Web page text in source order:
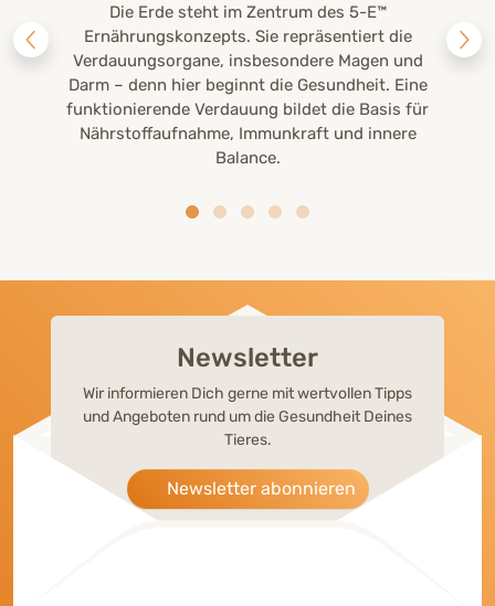
Die Erde steht im Zentrum des 5-E™
Ernährungskonzepts. Sie repräsentiert die
Verdauungsorgane, insbesondere Magen und
Darm – denn hier beginnt die Gesundheit. Eine
funktionierende Verdauung bildet die Basis für
Nährstoffaufnahme, Immunkraft und innere
Balance.
Newsletter
Wir informieren Dich gerne mit wertvollen Tipps
und Angeboten rund um die Gesundheit Deines
Tieres.
Newsletter abonnieren